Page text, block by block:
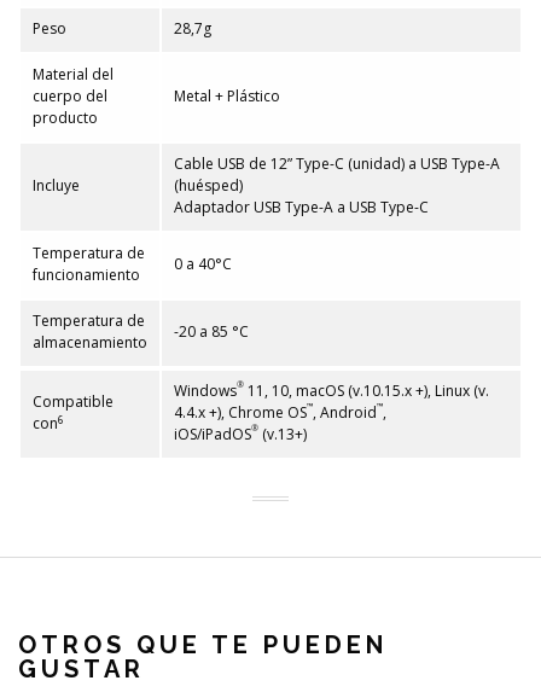
Peso 28,7g
Material del
cuerpo del
producto
Metal + Plástico
Incluye
Cable USB de 12” Type-C (unidad) a USB Type-A
(huésped)
Adaptador USB Type-A a USB Type-C
Temperatura de
funcionamiento
0 a 40°C
Temperatura de
almacenamiento
-20 a 85 °C
Compatible
con6
Windows® 11, 10, macOS (v.10.15.x +), Linux (v.
4.4.x +), Chrome OS™, Android™,
iOS/iPadOS® (v.13+)
OTROS QUE TE PUEDEN
GUSTAR